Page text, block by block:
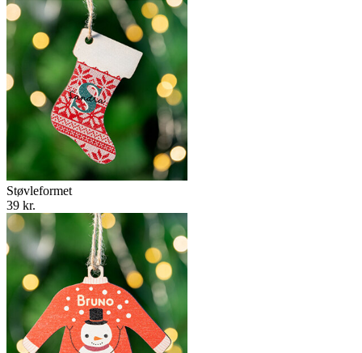
Støvleformet
39 kr.